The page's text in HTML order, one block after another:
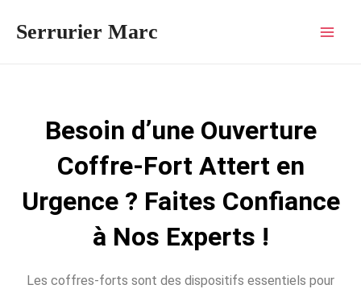
Serrurier Marc
Besoin d’une Ouverture
Coffre-Fort Attert en
Urgence ? Faites Confiance
à Nos Experts !
Les coffres-forts sont des dispositifs essentiels pour